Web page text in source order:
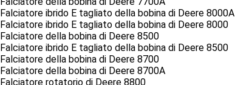
Falciatore ibrido E tagliato della bobina di Deere 8000A
Falciatore ibrido E tagliato della bobina di Deere 8000
Falciatore della bobina di Deere 8500
Falciatore ibrido E tagliato della bobina di Deere 8500
Falciatore della bobina di Deere 8700
Falciatore della bobina di Deere 8700A
Falciatore rotatorio di Deere 8800